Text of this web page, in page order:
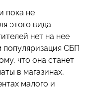
пока не
этого вида
нет на нее
СБП
что она станет
в магазинах,
малого и